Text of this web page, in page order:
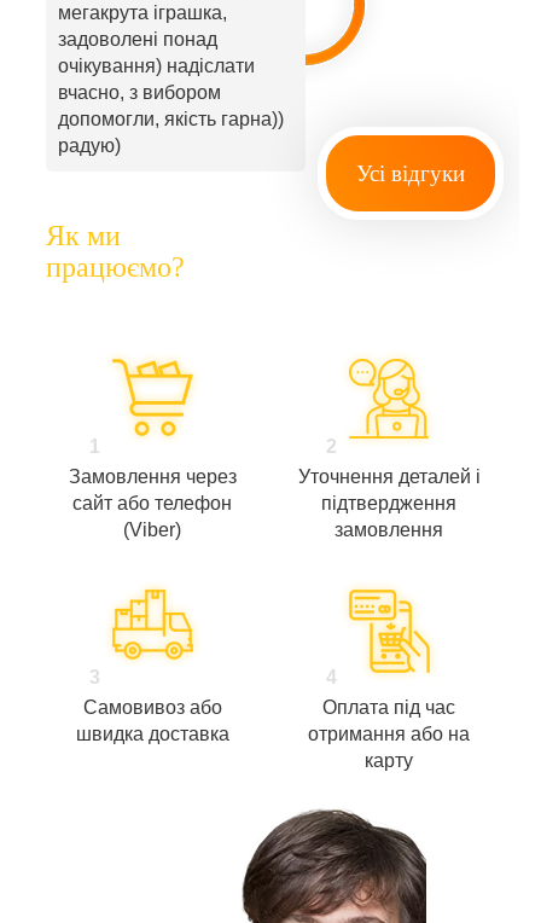
мегакрута іграшка,
задоволені понад
очікування) надіслати
вчасно, з вибором
допомогли, якість гарна))
радую)
Усі відгуки
Як ми
працюємо?
1
Замовлення через
сайт або телефон
(Viber)
2
Уточнення деталей і
підтвердження
замовлення
3
Самовивоз або
швидка доставка
4
Оплата під час
отримання або на
карту